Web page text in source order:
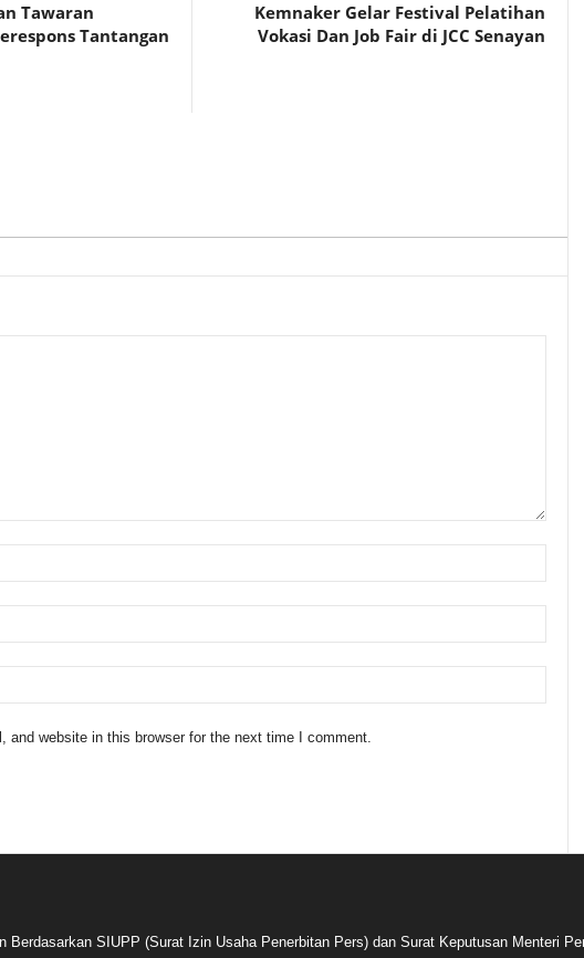
Tawaran
Tantangan
Kemnaker Gelar Festival Pelatihan
Vokasi Dan Job Fair di JCC Senayan
and website in this browser for the next time I comment.
Berdasarkan SIUPP (Surat Izin Usaha Penerbitan Pers) dan Surat Keputusan Menteri